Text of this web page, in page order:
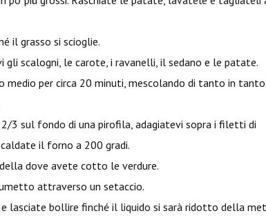
il grasso si scioglie.
scalogni, le carote, i ravanelli, il sedano e le patate.
medio per circa 20 minuti, mescolando di tanto in tanto.
3 sul fondo di una pirofila, adagiatevi sopra i filetti di
il forno a 200 gradi.
dove avete cotto le verdure.
attraverso un setaccio.
lasciate bollire finché il liquido si sarà ridotto della